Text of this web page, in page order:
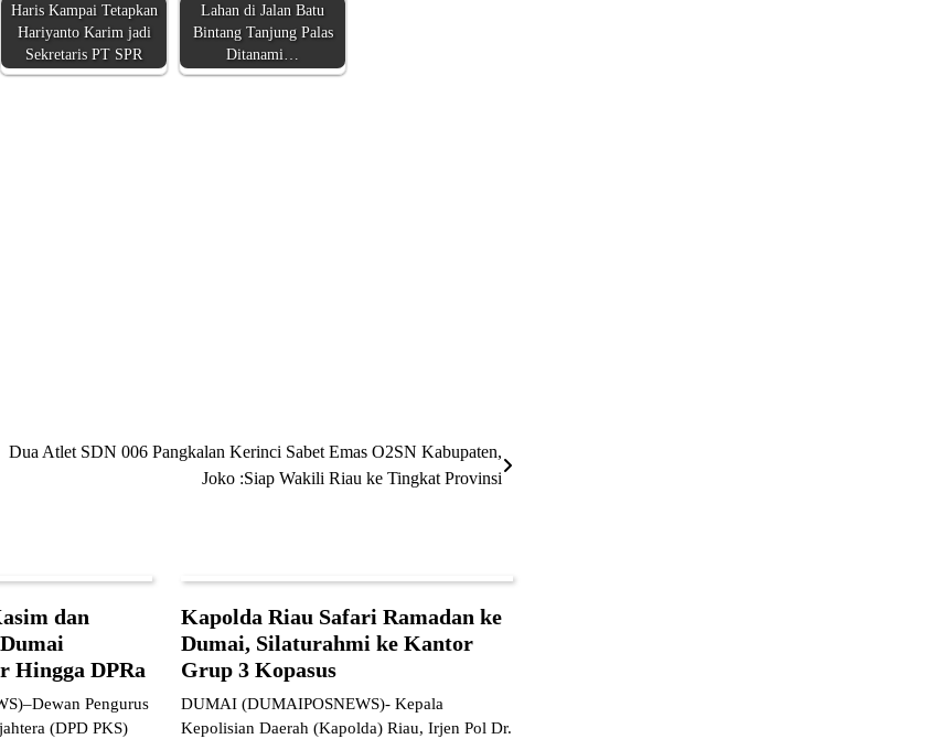
Haris Kampai Tetapkan
Hariyanto Karim jadi
Sekretaris PT SPR
Lahan di Jalan Batu
Bintang Tanjung Palas
Ditanami…
Dua Atlet SDN 006 Pangkalan Kerinci Sabet Emas O2SN Kabupaten,
Joko :Siap Wakili Riau ke Tingkat Provinsi
dan
Hingga DPRa
Pengurus
(DPD PKS)
Kapolda Riau Safari Ramadan ke
Dumai, Silaturahmi ke Kantor
Grup 3 Kopasus
DUMAI (DUMAIPOSNEWS)- Kepala
Kepolisian Daerah (Kapolda) Riau, Irjen Pol Dr.